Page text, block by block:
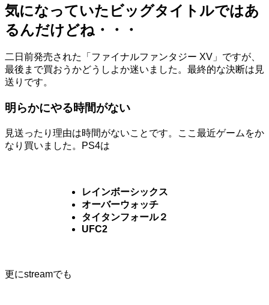
気になっていたビッグタイトルではあ
るんだけどね・・・
二日前発売された「ファイナルファンタジー XV」ですが、
最後まで買おうかどうしよか迷いました。最終的な決断は見
送りです。
明らかにやる時間がない
見送ったり理由は時間がないことです。ここ最近ゲームをか
なり買いました。PS4は
レインボーシックス
オーバーウォッチ
タイタンフォール２
UFC2
更にstreamでも